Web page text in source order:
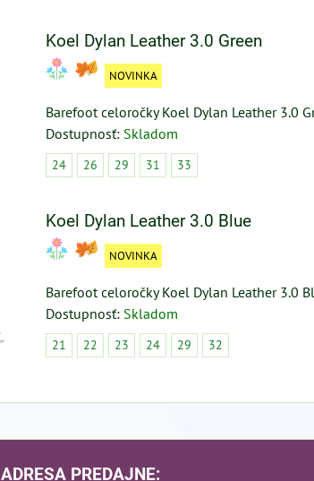
Koel Dylan Leather 3.0 Green
NOVINKA
Barefoot celoročky Koel Dylan Leather 3.0
Dostupnosť: Skladom
24 26 29 31 33
Koel Dylan Leather 3.0 Blue
NOVINKA
Barefoot celoročky Koel Dylan Leather 3.0
Dostupnosť: Skladom
21 22 23 24 29 32
ADRESA PREDAJNE: